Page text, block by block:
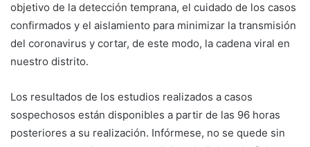
objetivo de la detección temprana, el cuidado de los casos
confirmados y el aislamiento para minimizar la transmisión
del coronavirus y cortar, de este modo, la cadena viral en
nuestro distrito.
Los resultados de los estudios realizados a casos
sospechosos están disponibles a partir de las 96 horas
posteriores a su realización. Infórmese, no se quede sin